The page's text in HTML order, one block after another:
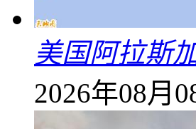
美国阿拉斯
2026年08月